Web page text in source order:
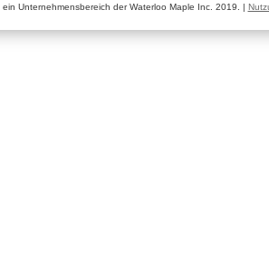
Unternehmensbereich der Waterloo Maple Inc. 2019. |